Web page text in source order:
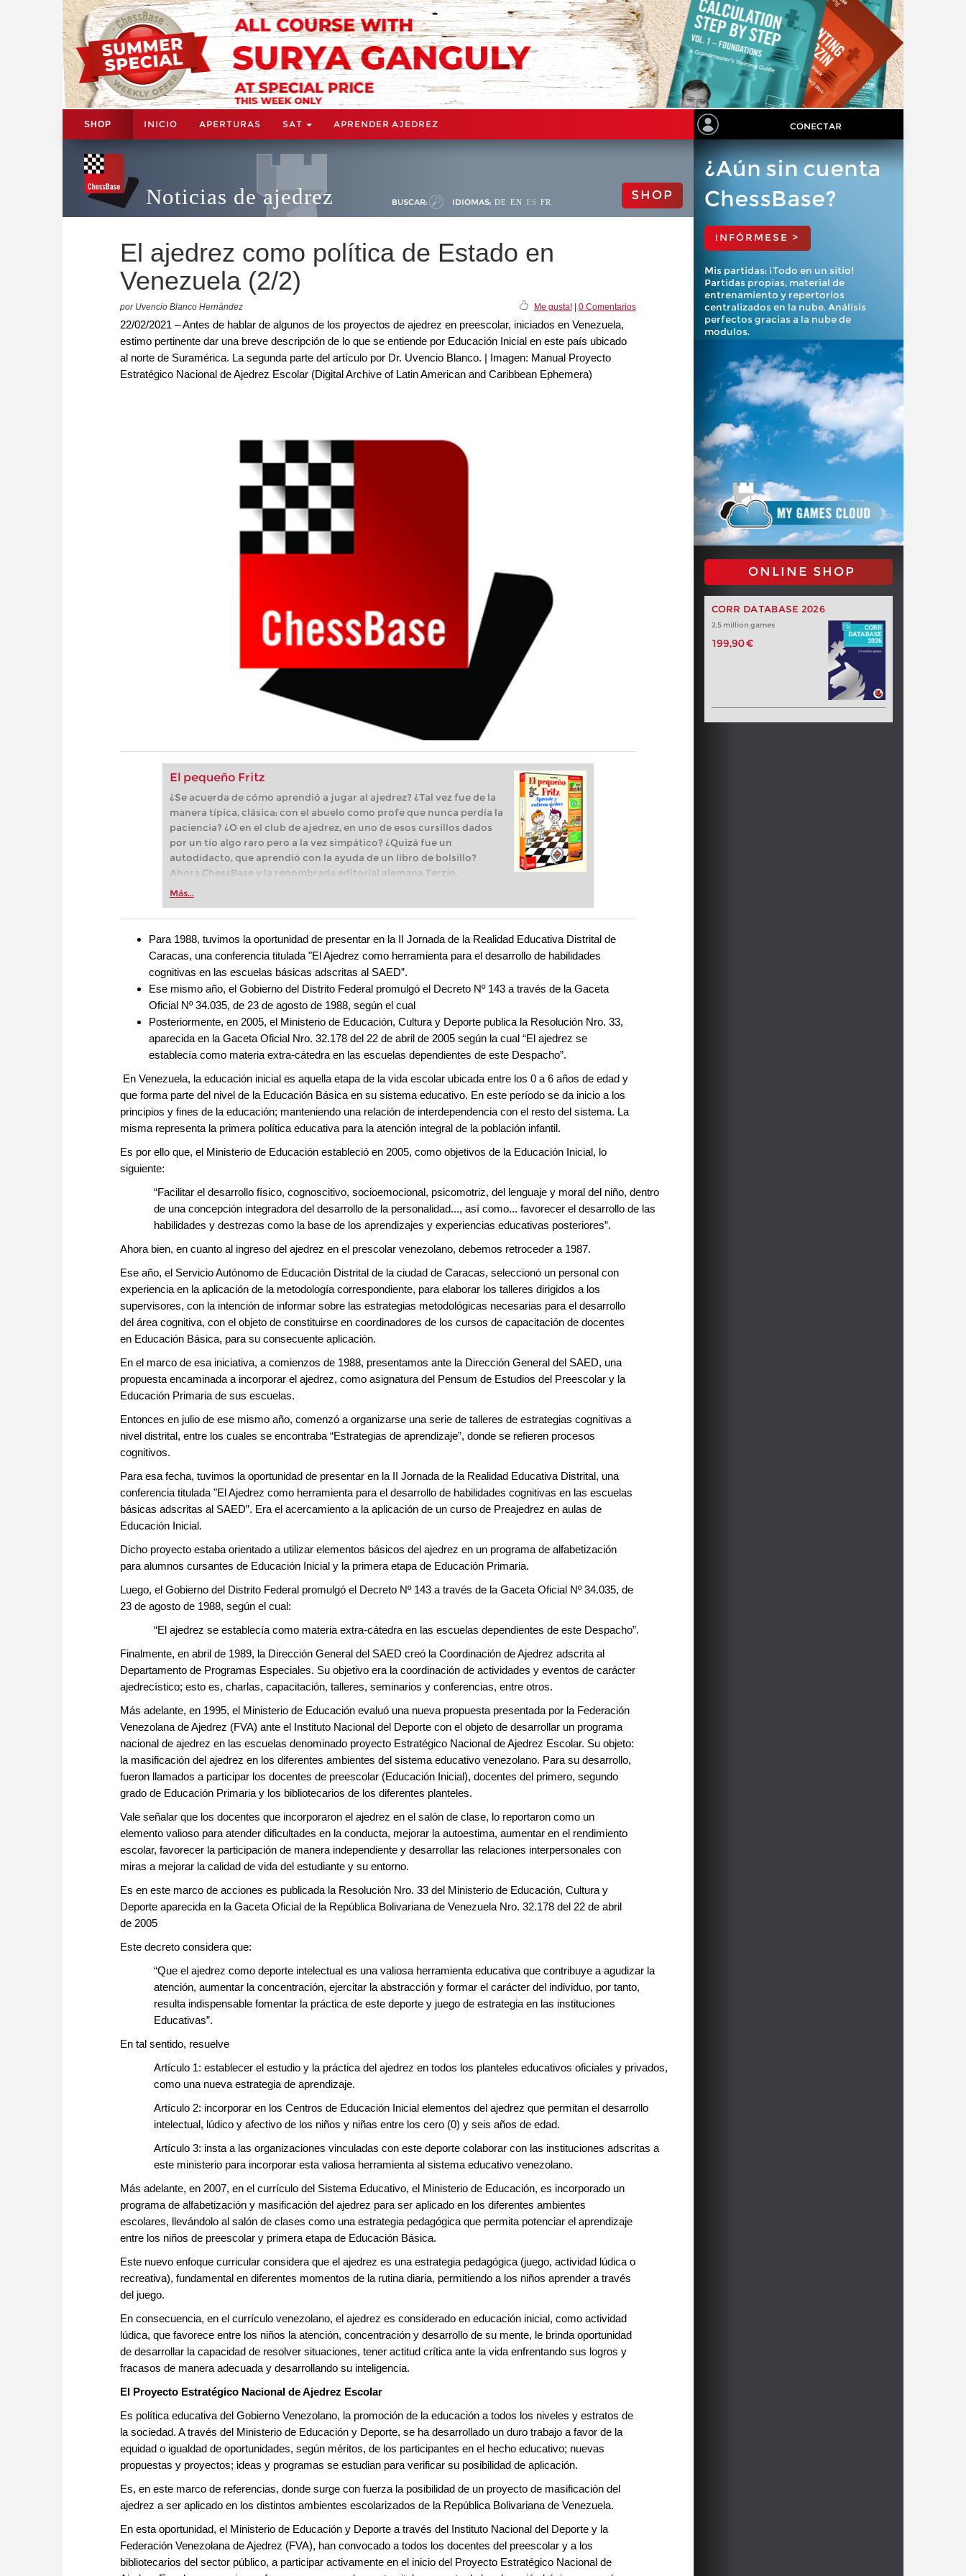
SHOP INICIO APERTURAS SAT APRENDER AJEDREZ CONECTAR
Noticias de ajedrez BUSCAR: IDIOMAS: DE EN ES FR SHOP
El ajedrez como política de Estado en
Venezuela (2/2)
por Uvencio Blanco Hernández Me gusta!| 0 Comentarios
22/02/2021 – Antes de hablar de algunos de los proyectos de ajedrez en preescolar, iniciados en Venezuela,
estimo pertinente dar una breve descripción de lo que se entiende por Educación Inicial en este país ubicado
al norte de Suramérica. La segunda parte del artículo por Dr. Uvencio Blanco. | Imagen: Manual Proyecto
Estratégico Nacional de Ajedrez Escolar (Digital Archive of Latin American and Caribbean Ephemera)
El pequeño Fritz
¿Se acuerda de cómo aprendió a jugar al ajedrez? ¿Tal vez fue de la
manera típica, clásica: con el abuelo como profe que nunca perdía la
paciencia? ¿O en el club de ajedrez, en uno de esos cursillos dados
por un tío algo raro pero a la vez simpático? ¿Quizá fue un
autodidacto, que aprendió con la ayuda de un libro de bolsillo?
Ahora ChessBase y la renombrada editorial alemana Terzio,
especializada en software para niños, acaban de publicar un
ajedrez.
Más...
¿Aún sin cuenta
ChessBase?
INFÓRMESE >
Mis partidas: ¡Todo en un sitio!
Partidas propias, material de
entrenamiento y repertorios
centralizados en la nube. Análisis
perfectos gracias a la nube de
modulos.
ONLINE SHOP
CORR DATABASE 2026
2.5 million games
199,90 €
Para 1988, tuvimos la oportunidad de presentar en la II Jornada de la Realidad Educativa Distrital de
Caracas, una conferencia titulada "El Ajedrez como herramienta para el desarrollo de habilidades
cognitivas en las escuelas básicas adscritas al SAED”.
Ese mismo año, el Gobierno del Distrito Federal promulgó el Decreto Nº 143 a través de la Gaceta
Oficial Nº 34.035, de 23 de agosto de 1988, según el cual
Posteriormente, en 2005, el Ministerio de Educación, Cultura y Deporte publica la Resolución Nro. 33,
aparecida en la Gaceta Oficial Nro. 32.178 del 22 de abril de 2005 según la cual “El ajedrez se
establecía como materia extra-cátedra en las escuelas dependientes de este Despacho”.
En Venezuela, la educación inicial es aquella etapa de la vida escolar ubicada entre los 0 a 6 años de edad y
que forma parte del nivel de la Educación Básica en su sistema educativo. En este período se da inicio a los
principios y fines de la educación; manteniendo una relación de interdependencia con el resto del sistema. La
misma representa la primera política educativa para la atención integral de la población infantil.
Es por ello que, el Ministerio de Educación estableció en 2005, como objetivos de la Educación Inicial, lo
siguiente:
“Facilitar el desarrollo físico, cognoscitivo, socioemocional, psicomotriz, del lenguaje y moral del niño, dentro
de una concepción integradora del desarrollo de la personalidad..., así como... favorecer el desarrollo de las
habilidades y destrezas como la base de los aprendizajes y experiencias educativas posteriores”.
Ahora bien, en cuanto al ingreso del ajedrez en el prescolar venezolano, debemos retroceder a 1987.
Ese año, el Servicio Autónomo de Educación Distrital de la ciudad de Caracas, seleccionó un personal con
experiencia en la aplicación de la metodología correspondiente, para elaborar los talleres dirigidos a los
supervisores, con la intención de informar sobre las estrategias metodológicas necesarias para el desarrollo
del área cognitiva, con el objeto de constituirse en coordinadores de los cursos de capacitación de docentes
en Educación Básica, para su consecuente aplicación.
En el marco de esa iniciativa, a comienzos de 1988, presentamos ante la Dirección General del SAED, una
propuesta encaminada a incorporar el ajedrez, como asignatura del Pensum de Estudios del Preescolar y la
Educación Primaria de sus escuelas.
Entonces en julio de ese mismo año, comenzó a organizarse una serie de talleres de estrategias cognitivas a
nivel distrital, entre los cuales se encontraba “Estrategias de aprendizaje”, donde se refieren procesos
cognitivos.
Para esa fecha, tuvimos la oportunidad de presentar en la II Jornada de la Realidad Educativa Distrital, una
conferencia titulada "El Ajedrez como herramienta para el desarrollo de habilidades cognitivas en las escuelas
básicas adscritas al SAED”. Era el acercamiento a la aplicación de un curso de Preajedrez en aulas de
Educación Inicial.
Dicho proyecto estaba orientado a utilizar elementos básicos del ajedrez en un programa de alfabetización
para alumnos cursantes de Educación Inicial y la primera etapa de Educación Primaria.
Luego, el Gobierno del Distrito Federal promulgó el Decreto Nº 143 a través de la Gaceta Oficial Nº 34.035, de
23 de agosto de 1988, según el cual:
“El ajedrez se establecía como materia extra-cátedra en las escuelas dependientes de este Despacho”.
Finalmente, en abril de 1989, la Dirección General del SAED creó la Coordinación de Ajedrez adscrita al
Departamento de Programas Especiales. Su objetivo era la coordinación de actividades y eventos de carácter
ajedrecístico; esto es, charlas, capacitación, talleres, seminarios y conferencias, entre otros.
Más adelante, en 1995, el Ministerio de Educación evaluó una nueva propuesta presentada por la Federación
Venezolana de Ajedrez (FVA) ante el Instituto Nacional del Deporte con el objeto de desarrollar un programa
nacional de ajedrez en las escuelas denominado proyecto Estratégico Nacional de Ajedrez Escolar. Su objeto:
la masificación del ajedrez en los diferentes ambientes del sistema educativo venezolano. Para su desarrollo,
fueron llamados a participar los docentes de preescolar (Educación Inicial), docentes del primero, segundo
grado de Educación Primaria y los bibliotecarios de los diferentes planteles.
Vale señalar que los docentes que incorporaron el ajedrez en el salón de clase, lo reportaron como un
elemento valioso para atender dificultades en la conducta, mejorar la autoestima, aumentar en el rendimiento
escolar, favorecer la participación de manera independiente y desarrollar las relaciones interpersonales con
miras a mejorar la calidad de vida del estudiante y su entorno.
Es en este marco de acciones es publicada la Resolución Nro. 33 del Ministerio de Educación, Cultura y
Deporte aparecida en la Gaceta Oficial de la República Bolivariana de Venezuela Nro. 32.178 del 22 de abril
de 2005
Este decreto considera que:
“Que el ajedrez como deporte intelectual es una valiosa herramienta educativa que contribuye a agudizar la
atención, aumentar la concentración, ejercitar la abstracción y formar el carácter del individuo, por tanto,
resulta indispensable fomentar la práctica de este deporte y juego de estrategia en las instituciones
Educativas”.
En tal sentido, resuelve
Artículo 1: establecer el estudio y la práctica del ajedrez en todos los planteles educativos oficiales y privados,
como una nueva estrategia de aprendizaje.
Artículo 2: incorporar en los Centros de Educación Inicial elementos del ajedrez que permitan el desarrollo
intelectual, lúdico y afectivo de los niños y niñas entre los cero (0) y seis años de edad.
Artículo 3: insta a las organizaciones vinculadas con este deporte colaborar con las instituciones adscritas a
este ministerio para incorporar esta valiosa herramienta al sistema educativo venezolano.
Más adelante, en 2007, en el currículo del Sistema Educativo, el Ministerio de Educación, es incorporado un
programa de alfabetización y masificación del ajedrez para ser aplicado en los diferentes ambientes
escolares, llevándolo al salón de clases como una estrategia pedagógica que permita potenciar el aprendizaje
entre los niños de preescolar y primera etapa de Educación Básica.
Este nuevo enfoque curricular considera que el ajedrez es una estrategia pedagógica (juego, actividad lúdica o
recreativa), fundamental en diferentes momentos de la rutina diaria, permitiendo a los niños aprender a través
del juego.
En consecuencia, en el currículo venezolano, el ajedrez es considerado en educación inicial, como actividad
lúdica, que favorece entre los niños la atención, concentración y desarrollo de su mente, le brinda oportunidad
de desarrollar la capacidad de resolver situaciones, tener actitud crítica ante la vida enfrentando sus logros y
fracasos de manera adecuada y desarrollando su inteligencia.
El Proyecto Estratégico Nacional de Ajedrez Escolar
Es política educativa del Gobierno Venezolano, la promoción de la educación a todos los niveles y estratos de
la sociedad. A través del Ministerio de Educación y Deporte, se ha desarrollado un duro trabajo a favor de la
equidad o igualdad de oportunidades, según méritos, de los participantes en el hecho educativo; nuevas
propuestas y proyectos; ideas y programas se estudian para verificar su posibilidad de aplicación.
Es, en este marco de referencias, donde surge con fuerza la posibilidad de un proyecto de masificación del
ajedrez a ser aplicado en los distintos ambientes escolarizados de la República Bolivariana de Venezuela.
En esta oportunidad, el Ministerio de Educación y Deporte a través del Instituto Nacional del Deporte y la
Federación Venezolana de Ajedrez (FVA), han convocado a todos los docentes del preescolar y a los
bibliotecarios del sector público, a participar activamente en el inicio del Proyecto Estratégico Nacional de